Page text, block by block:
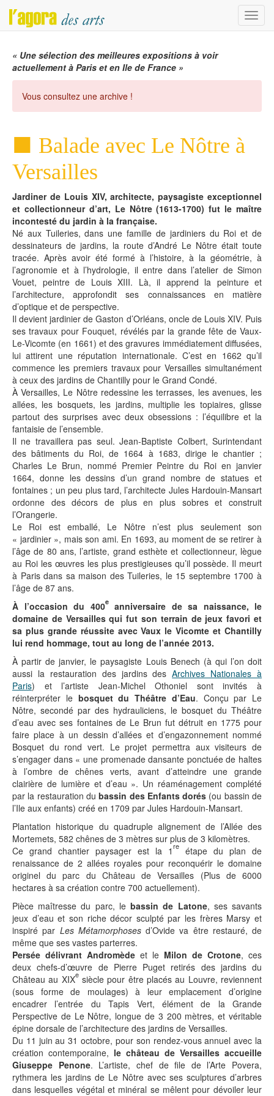
Menu
« Une sélection des meilleures expositions à voir
actuellement à Paris et en Ile de France »
Vous consultez une archive !
Balade avec Le Nôtre à
Versailles
Jardiner de Louis XIV, architecte, paysagiste exceptionnel
et collectionneur d’art, Le Nôtre (1613-1700) fut le maître
incontesté du jardin à la française.
Né aux Tuileries, dans une famille de jardiniers du Roi et de
dessinateurs de jardins, la route d’André Le Nôtre était toute
tracée. Après avoir été formé à l’histoire, à la géométrie, à
l’agronomie et à l’hydrologie, il entre dans l’atelier de Simon
Vouet, peintre de Louis XIII. Là, il apprend la peinture et
l’architecture, approfondit ses connaissances en matière
d’optique et de perspective.
Il devient jardinier de Gaston d’Orléans, oncle de Louis XIV. Puis
ses travaux pour Fouquet, révélés par la grande fête de Vaux-
Le-Vicomte (en 1661) et des gravures immédiatement diffusées,
lui attirent une réputation internationale. C’est en 1662 qu’il
commence les premiers travaux pour Versailles simultanément
à ceux des jardins de Chantilly pour le Grand Condé.
À Versailles, Le Nôtre redessine les terrasses, les avenues, les
allées, les bosquets, les jardins, multiplie les topiaires, glisse
partout des surprises avec deux obsessions : l’équilibre et la
fantaisie de l’ensemble.
Il ne travaillera pas seul. Jean-Baptiste Colbert, Surintendant
des bâtiments du Roi, de 1664 à 1683, dirige le chantier ;
Charles Le Brun, nommé Premier Peintre du Roi en janvier
1664, donne les dessins d’un grand nombre de statues et
fontaines ; un peu plus tard, l’architecte Jules Hardouin-Mansart
ordonne des décors de plus en plus sobres et construit
l’Orangerie.
Le Roi est emballé, Le Nôtre n’est plus seulement son
« jardinier », mais son ami. En 1693, au moment de se retirer à
l’âge de 80 ans, l’artiste, grand esthète et collectionneur, lègue
au Roi les œuvres les plus prestigieuses qu’il possède. Il meurt
à Paris dans sa maison des Tuileries, le 15 septembre 1700 à
l’âge de 87 ans.
À l’occasion du 400eanniversaire de sa naissance, le
domaine de Versailles qui fut son terrain de jeux favori et
sa plus grande réussite avec Vaux le Vicomte et Chantilly
lui rend hommage, tout au long de l’année 2013.
À partir de janvier, le paysagiste Louis Benech (à qui l’on doit
aussi la restauration des jardins desArchives Nationales à
Paris) et l’artiste Jean-Michel Othoniel sont invités à
réinterpréter le bosquet du Théâtre d’Eau. Conçu par Le
Nôtre, secondé par des hydrauliciens, le bosquet du Théâtre
d’eau avec ses fontaines de Le Brun fut détruit en 1775 pour
faire place à un dessin d’allées et d’engazonnement nommé
Bosquet du rond vert. Le projet permettra aux visiteurs de
s’engager dans « une promenade dansante ponctuée de haltes
à l’ombre de chênes verts, avant d’atteindre une grande
clairière de lumière et d’eau ». Un réaménagement complété
par la restauration dubassin des Enfants dorés (ou bassin de
l’Ile aux enfants) créé en 1709 par Jules Hardouin-Mansart.
Plantation historique du quadruple alignement de l’Allée des
Mortemets, 582 chênes de 3 mètres sur plus de 3 kilomètres.
Ce grand chantier paysager est la 1re
étape du plan de
renaissance de 2 allées royales pour reconquérir le domaine
originel du parc du Château de Versailles (Plus de 6000
hectares à sa création contre 700 actuellement).
Pièce maîtresse du parc, lebassin de Latone, ses savants
jeux d’eau et son riche décor sculpté par les frères Marsy et
inspiré par Les Métamorphosesd’Ovide va être restauré, de
même que ses vastes parterres.
Persée délivrant Andromède et le Milon de Crotone, ces
deux chefs-d’œuvre de Pierre Puget retirés des jardins du
Château au XIXesiècle pour être placés au Louvre, reviennent
(sous forme de moulages) à leur emplacement d’origine
encadrer l’entrée du Tapis Vert, élément de la Grande
Perspective de Le Nôtre, longue de 3 200 mètres, et véritable
épine dorsale de l’architecture des jardins de Versailles.
Du 11 juin au 31 octobre, pour son rendez-vous annuel avec la
création contemporaine, le château de Versailles accueille
Giuseppe Penone. L’artiste, chef de file de l’Arte Povera,
rythmera les jardins de Le Nôtre avec ses sculptures d’arbres
dans lesquelles végétal et minéral se mêlent pour dévoiler leur